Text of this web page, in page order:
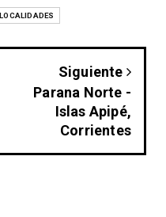
LOCALIDADES
Siguiente
Parana Norte -
Islas Apipé,
Corrientes